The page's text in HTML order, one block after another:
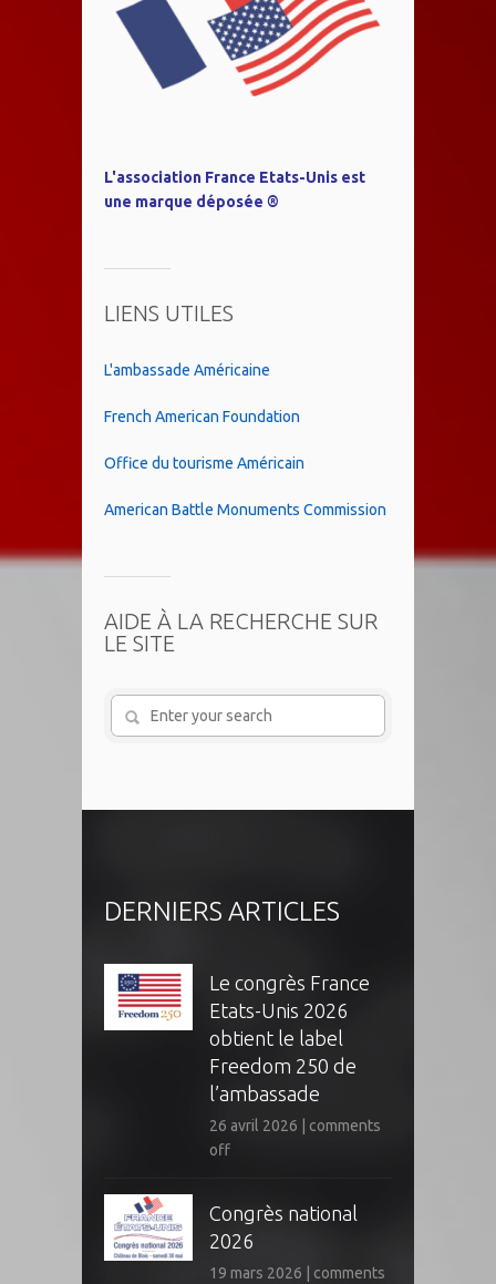
L'association France Etats-Unis est
une marque déposée ®
LIENS UTILES
L'ambassade Américaine
French American Foundation
Office du tourisme Américain
American Battle Monuments Commission
AIDE À LA RECHERCHE SUR
LE SITE
DERNIERS ARTICLES
Le congrès France
Etats-Unis 2026
obtient le label
Freedom 250 de
l’ambassade
26 avril 2026
comments
off
Congrès national
2026
19 mars 2026
comments